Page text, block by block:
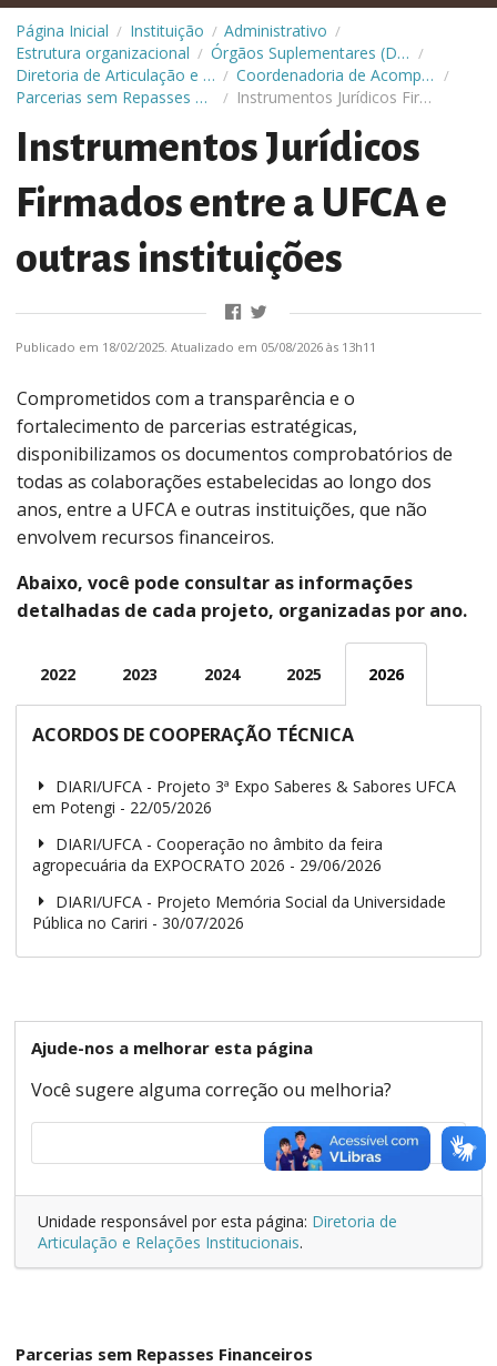
Página Inicial / Instituição / Administrativo /
Estrutura organizacional / Órgãos Suplementares (Diretorias) /
Diretoria de Articulação e Relações Institucionais (Diari) / Coordenadoria de Acompanhamento das Relações Institucionais (CARI) /
Parcerias sem Repasses Financeiros / Instrumentos Jurídicos Firmados entre a UFCA e outras instituições
Instrumentos Jurídicos
Firmados entre a UFCA e
outras instituições
Publicado em 18/02/2025. Atualizado em 05/08/2026 às 13h11
Comprometidos com a transparência e o
fortalecimento de parcerias estratégicas,
disponibilizamos os documentos comprobatórios de
todas as colaborações estabelecidas ao longo dos
anos, entre a UFCA e outras instituições, que não
envolvem recursos financeiros.
Abaixo, você pode consultar as informações
detalhadas de cada projeto, organizadas por ano.
2022 2023 2024 2025 2026
ACORDOS DE COOPERAÇÃO TÉCNICA
DIARI/UFCA - Projeto 3ª Expo Saberes & Sabores UFCA
em Potengi - 22/05/2026
DIARI/UFCA - Cooperação no âmbito da feira
agropecuária da EXPOCRATO 2026 - 29/06/2026
DIARI/UFCA - Projeto Memória Social da Universidade
Pública no Cariri - 30/07/2026
Ajude-nos a melhorar esta página
Você sugere alguma correção ou melhoria?
Unidade responsável por esta página: Diretoria de
Articulação e Relações Institucionais.
Parcerias sem Repasses Financeiros